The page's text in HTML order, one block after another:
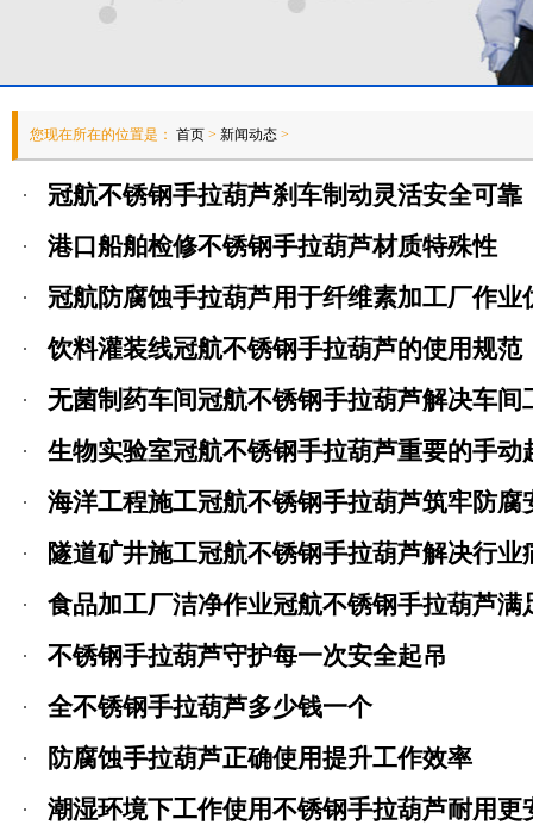
您现在所在的位置是： 首页 > 新闻动态 >
冠航不锈钢手拉葫芦刹车制动灵活安全可靠
港口船舶检修不锈钢手拉葫芦材质特殊性
冠航防腐蚀手拉葫芦用于纤维素加工厂作业
饮料灌装线冠航不锈钢手拉葫芦的使用规范
无菌制药车间冠航不锈钢手拉葫芦解决车间
生物实验室冠航不锈钢手拉葫芦重要的手动
海洋工程施工冠航不锈钢手拉葫芦筑牢防腐
隧道矿井施工冠航不锈钢手拉葫芦解决行业
食品加工厂洁净作业冠航不锈钢手拉葫芦满
不锈钢手拉葫芦守护每一次安全起吊
全不锈钢手拉葫芦多少钱一个
防腐蚀手拉葫芦正确使用提升工作效率
潮湿环境下工作使用不锈钢手拉葫芦耐用更